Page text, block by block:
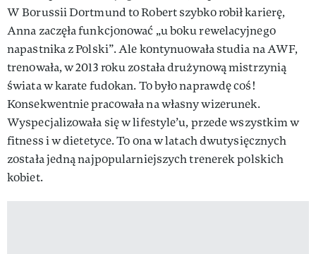
W Borussii Dortmund to Robert szybko robił karierę,
Anna zaczęła funkcjonować „u boku rewelacyjnego
napastnika z Polski”. Ale kontynuowała studia na AWF,
trenowała, w 2013 roku została drużynową mistrzynią
świata w karate fudokan. To było naprawdę coś!
Konsekwentnie pracowała na własny wizerunek.
Wyspecjalizowała się w lifestyle’u, przede wszystkim w
fitness i w dietetyce. To ona w latach dwutysięcznych
została jedną najpopularniejszych trenerek polskich
kobiet.